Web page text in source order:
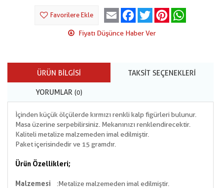
Favorilere Ekle Email Facebook
Twitter Pinterest
Fiyatı Düşünce Haber Ver
ÜRÜN BILGISI TAKSIT SEÇENEKLERI
YORUMLAR (0)
İçinden küçük ölçülerde kırmızı renkli kalp figürleri bulunur.
Masa üzerine serpebilirsiniz. Mekanınızı renklendirecektir.
Kaliteli metalize malzemeden imal edilmiştir.
Paket içerisindedir ve 15 gramdır.
Ürün Özellikleri;
Malzemesi :Metalize malzemeden imal edilmiştir.